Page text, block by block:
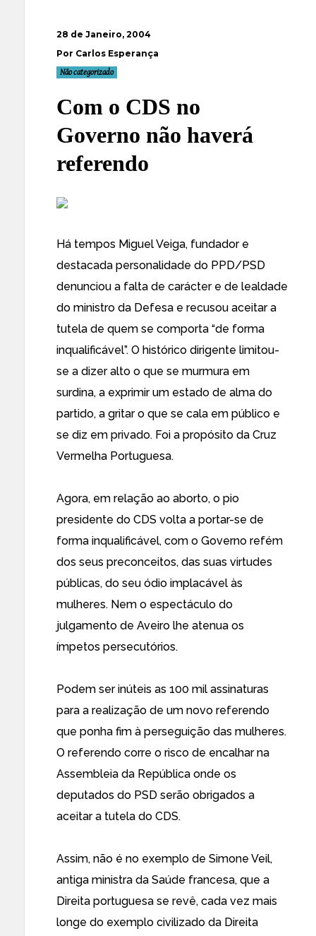
28 de Janeiro, 2004
Por Carlos Esperança
Não categorizado
Com o CDS no
Governo não haverá
referendo
Há tempos Miguel Veiga, fundador e
destacada personalidade do PPD/PSD
denunciou a falta de carácter e de lealdade
do ministro da Defesa e recusou aceitar a
tutela de quem se comporta “de forma
inqualificável”. O histórico dirigente limitou-
se a dizer alto o que se murmura em
surdina, a exprimir um estado de alma do
partido, a gritar o que se cala em público e
se diz em privado. Foi a propósito da Cruz
Vermelha Portuguesa.
Agora, em relação ao aborto, o pio
presidente do CDS volta a portar-se de
forma inqualificável, com o Governo refém
dos seus preconceitos, das suas virtudes
públicas, do seu ódio implacável às
mulheres. Nem o espectáculo do
julgamento de Aveiro lhe atenua os
ímpetos persecutórios.
Podem ser inúteis as 100 mil assinaturas
para a realização de um novo referendo
que ponha fim à perseguição das mulheres.
O referendo corre o risco de encalhar na
Assembleia da República onde os
deputados do PSD serão obrigados a
aceitar a tutela do CDS.
Assim, não é no exemplo de Simone Veil,
antiga ministra da Saúde francesa, que a
Direita portuguesa se revê, cada vez mais
longe do exemplo civilizado da Direita